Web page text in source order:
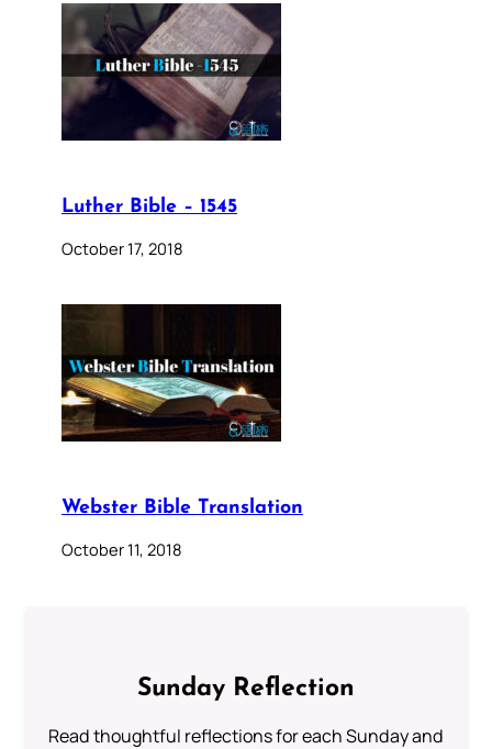
Luther Bible – 1545
October 17, 2018
Webster Bible Translation
October 11, 2018
Sunday Reflection
Read thoughtful reflections for each Sunday and